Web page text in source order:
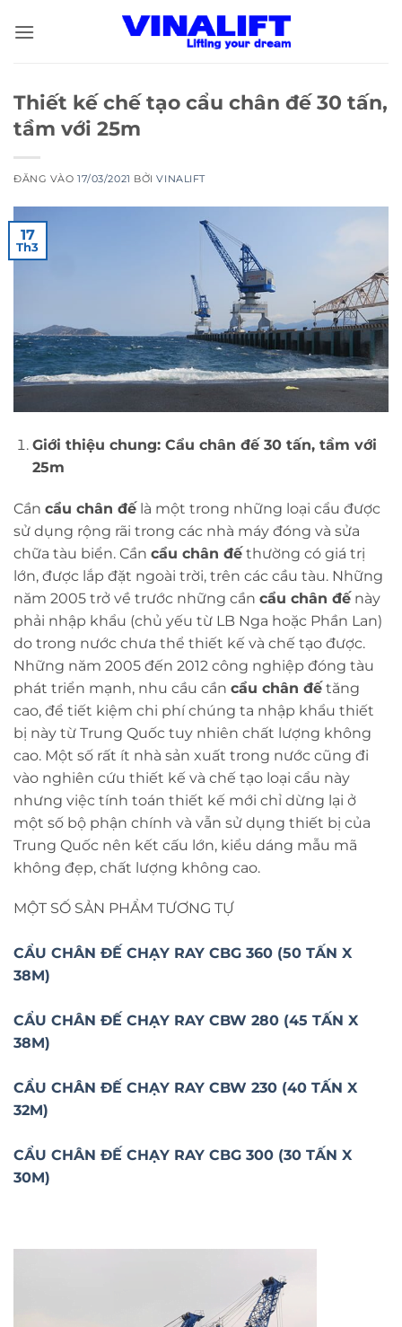
qua
Thiết kế chế tạo cẩu chân đế 30 tấn,
tầm với 25m
ĐĂNG VÀO17/03/2021 BỞIVINALIFT
17
Th3
Giới thiệu chung: Cẩu chân đế 30 tấn, tầm với
25m
Cần cẩu chân đế là một trong những loại cẩu được
sử dụng rộng rãi trong các nhà máy đóng và sửa
chữa tàu biển. Cần cẩu chân đế thường có giá trị
lớn, được lắp đặt ngoài trời, trên các cầu tàu. Những
năm 2005 trở về trước những cần cẩu chân đế này
phải nhập khẩu (chủ yếu từ LB Nga hoặc Phần Lan)
do trong nước chưa thể thiết kế và chế tạo được.
Những năm 2005 đến 2012 công nghiệp đóng tàu
phát triển mạnh, nhu cầu cần cẩu chân đế tăng
cao, để tiết kiệm chi phí chúng ta nhập khẩu thiết
bị này từ Trung Quốc tuy nhiên chất lượng không
cao. Một số rất ít nhà sản xuất trong nước cũng đi
vào nghiên cứu thiết kế và chế tạo loại cẩu này
nhưng việc tính toán thiết kế mới chỉ dừng lại ở
một số bộ phận chính và vẫn sử dụng thiết bị của
Trung Quốc nên kết cấu lớn, kiểu dáng mẫu mã
không đẹp, chất lượng không cao.
MỘT SỐ SẢN PHẨM TƯƠNG TỰ
CẨU CHÂN ĐẾ CHẠY RAY CBG 360 (50 TẤN X
38M)
CẨU CHÂN ĐẾ CHẠY RAY CBW 280 (45 TẤN X
38M)
CẨU CHÂN ĐẾ CHẠY RAY CBW 230 (40 TẤN X
32M)
CẨU CHÂN ĐẾ CHẠY RAY CBG 300 (30 TẤN X
30M)